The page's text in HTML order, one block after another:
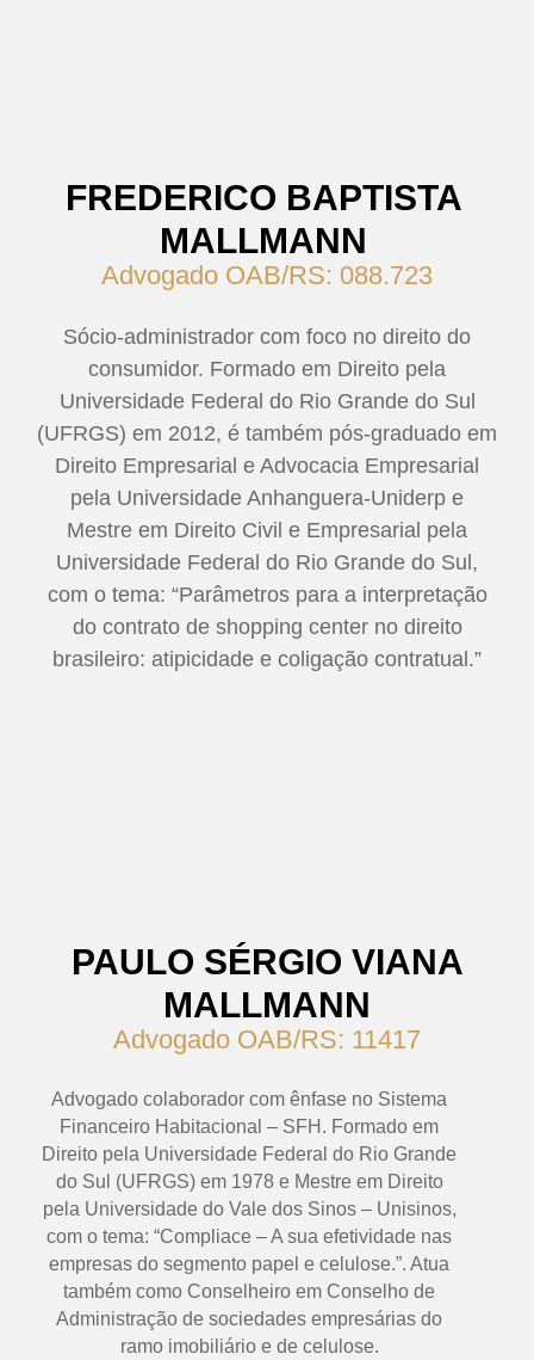
FREDERICO BAPTISTA
MALLMANN
Advogado OAB/RS: 088.723
Sócio-administrador com foco no direito do
consumidor. Formado em Direito pela
Universidade Federal do Rio Grande do Sul
(UFRGS) em 2012, é também pós-graduado em
Direito Empresarial e Advocacia Empresarial
pela Universidade Anhanguera-Uniderp e
Mestre em Direito Civil e Empresarial pela
Universidade Federal do Rio Grande do Sul,
com o tema: “Parâmetros para a interpretação
do contrato de shopping center no direito
brasileiro: atipicidade e coligação contratual.”
PAULO SÉRGIO VIANA
MALLMANN
Advogado OAB/RS: 11417
Advogado colaborador com ênfase no Sistema
Financeiro Habitacional – SFH. Formado em
Direito pela Universidade Federal do Rio Grande
do Sul (UFRGS) em 1978 e Mestre em Direito
pela Universidade do Vale dos Sinos – Unisinos,
com o tema: “Compliace – A sua efetividade nas
empresas do segmento papel e celulose.”. Atua
também como Conselheiro em Conselho de
Administração de sociedades empresárias do
ramo imobiliário e de celulose.